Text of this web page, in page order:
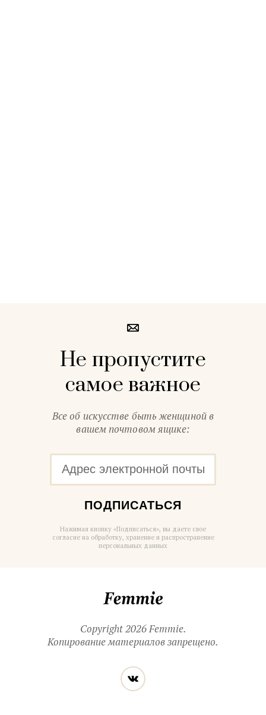
Не пропустите
самое важное
Все об искусстве быть женщиной в
вашем почтовом ящике:
ПОДПИСАТЬСЯ
Нажимая кнопку «Подписаться», вы даете свое
согласие на обработку, хранение и распространение
персональных данных
Copyright 2026 Femmie.
Копирование материалов запрещено.
Читайте
нас
в социальных